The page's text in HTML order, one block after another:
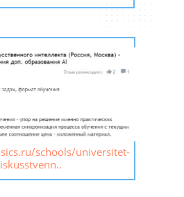
schools/universitet-
iskusstvenn..